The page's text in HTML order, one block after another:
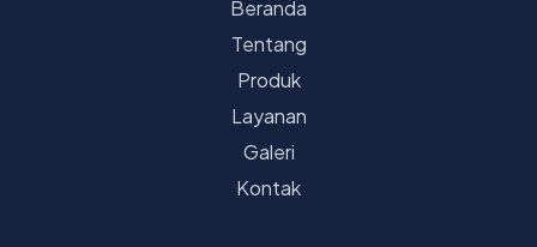
Beranda
Tentang
Produk
Layanan
Galeri
Kontak